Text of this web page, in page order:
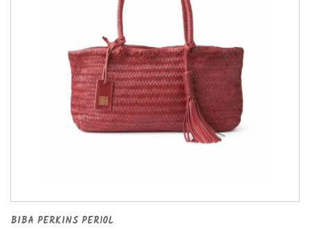
BIBA PERKINS PER10L